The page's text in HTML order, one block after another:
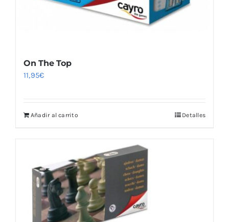
On The Top
11,95€
Añadir al carrito Detalles